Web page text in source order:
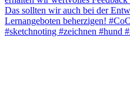
#sketchnoting #zeichnen #hund